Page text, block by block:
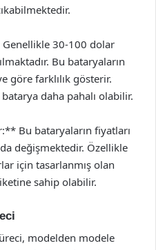
30-100 dolar
Bu bataryaların
göre farklılık gösterir.
daha pahalı olabilir.
Bu bataryaların fiyatları
değişmektedir. Özellikle
için tasarlanmış olan
sahip olabilir.
modelden modele